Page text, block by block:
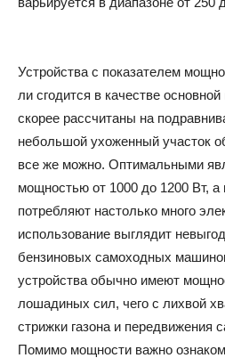
Устройства с показателем
ли сгодится в качестве основной
скорее рассчитаны на
небольшой ухоженный участок
все же можно. Оптимальными
мощностью от 1000 до 1200 Вт, а
потребляют настолько много
использование выглядит
бензиновых самоходных
устройства обычно имеют
лошадиных сил, чего с лихвой
стрижки газона и передвижения
Помимо мощности важно